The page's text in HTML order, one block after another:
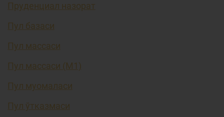
Пруденциал назорат
Пул базаси
Пул массаси
Пул массаси (М1)
Пул муомаласи
Пул ўтказмаси